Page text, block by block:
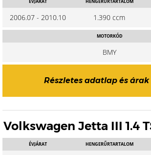
2006.07 - 2010.10 1.390 ccm
MOTORKÓD
BMY
Részletes adatlap és árak
Volkswagen Jetta III 1.4
ÉVJÁRAT HENGERŰRTARTALOM